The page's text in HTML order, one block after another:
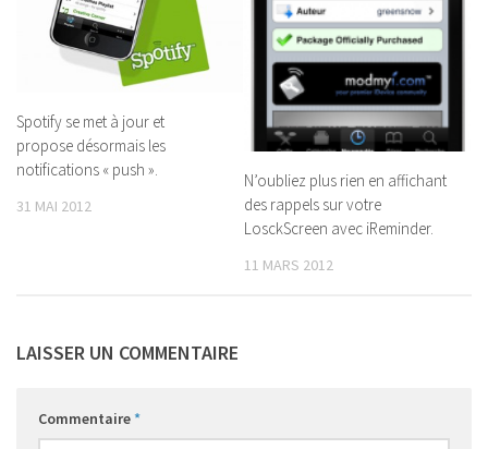
Spotify se met à jour et
propose désormais les
notifications « push ».
31 MAI 2012
N’oubliez plus rien en affichant
des rappels sur votre
LosckScreen avec iReminder.
11 MARS 2012
LAISSER UN COMMENTAIRE
Commentaire*